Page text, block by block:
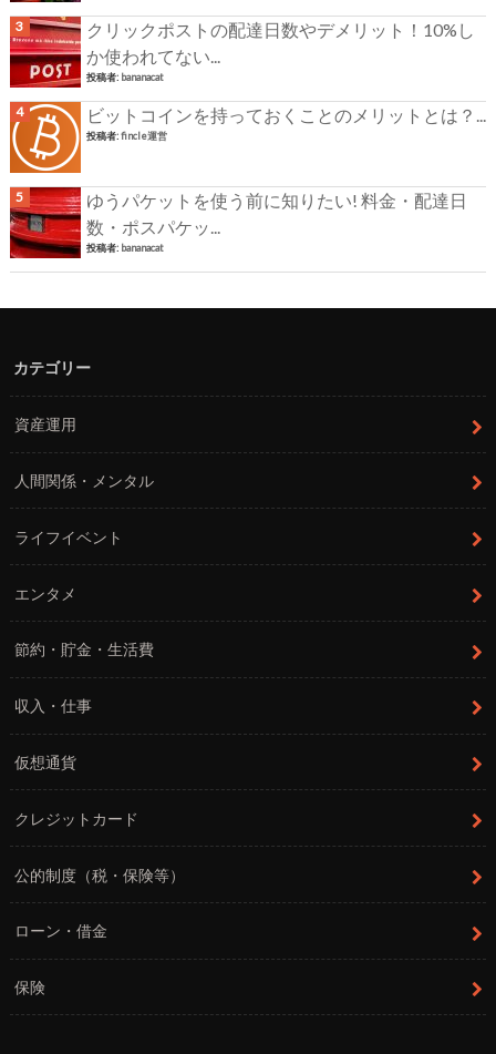
クリックポストの配達日数やデメリット！10%し
か使われてない...
投稿者: bananacat
ビットコインを持っておくことのメリットとは？...
投稿者:fincle運営
ゆうパケットを使う前に知りたい! 料金・配達日
数・ポスパケッ...
投稿者: bananacat
カテゴリー
資産運用
人間関係・メンタル
ライフイベント
エンタメ
節約・貯金・生活費
収入・仕事
仮想通貨
クレジットカード
公的制度（税・保険等）
ローン・借金
保険